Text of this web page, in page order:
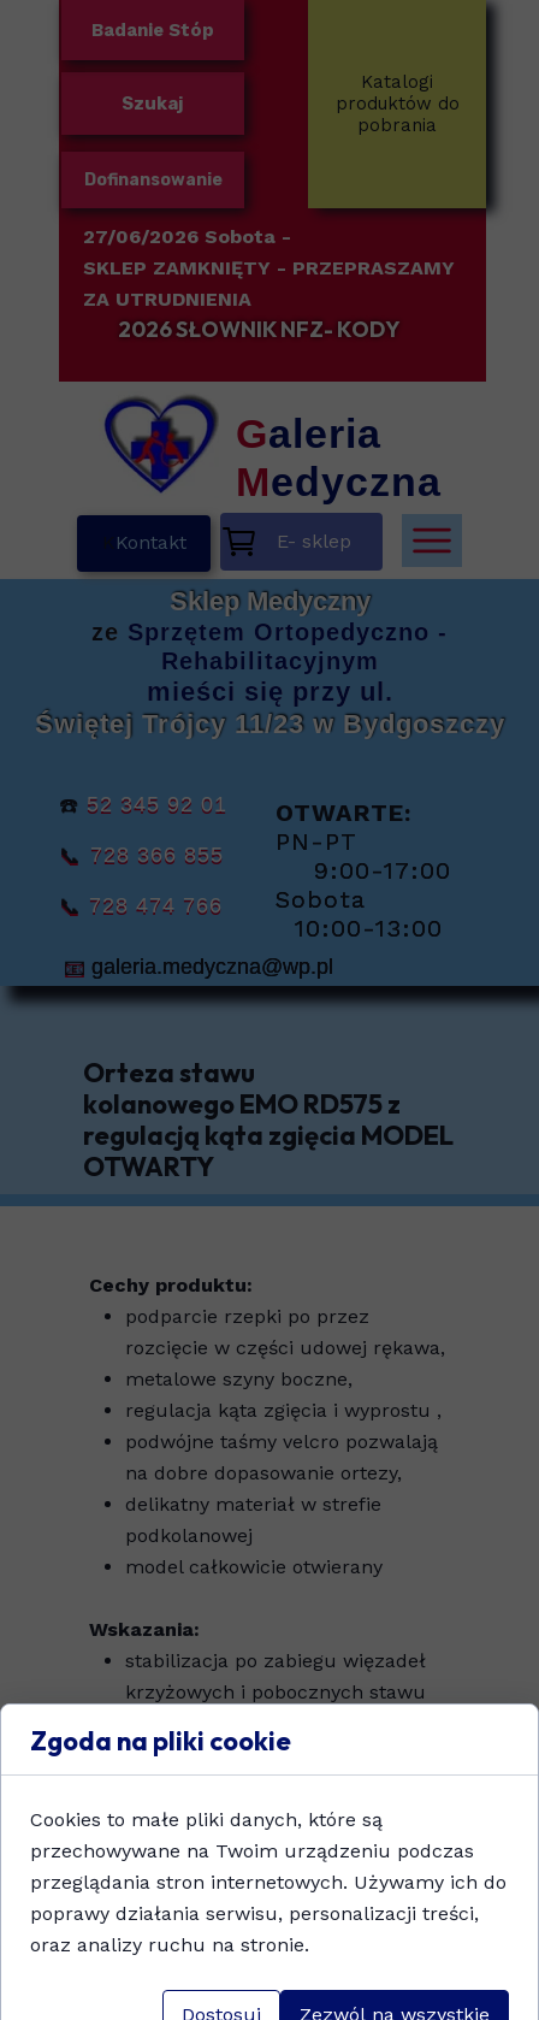
📧 galeria.medyczna@wp.pl
Kontakt
27/06/2026 Sobota -
SKLEP ZAMKNIĘTY - PRZEPRASZAMY
ZA UTRUDNIENIA
☎️ 52 345 92 01
📞 728 366 855
📞 728 474 766
OTWARTE:
PN-PT
9:00-17:00
Sobota
10:00-13:00
Galeria
Medyczna
Sklep Medyczny
ze Sprzętem Ortopedyczno -
Rehabilitacyjnym
mieści się przy ul.
Świętej Trójcy 11/23 w Bydgoszczy
E- sklep
Katalogi
produktów do
pobrania
2026 SŁOWNIK NFZ- KODY
Badanie Stóp
Szukaj
Dofinansowanie
Orteza stawu
kolanowego EMO RD575 z
regulacją kąta zgięcia MODEL
OTWARTY
Cechy produktu:
podparcie rzepki po przez
rozcięcie w części udowej rękawa,
metalowe szyny boczne,
regulacja kąta zgięcia i wyprostu ,
podwójne taśmy velcro pozwalają
na dobre dopasowanie ortezy,
delikatny materiał w strefie
podkolanowej
model całkowicie otwierany
Wskazania:
stabilizacja po zabiegu więzadeł
krzyżowych i pobocznych stawu
niestabilność stawu kolanowego,
rehabilitacji.
Rozmiar:
dobieramy mierząc obwód w
kolanie przez środek rzepki.
Zgoda na pliki cookie
Cookies to małe pliki danych, które są
przechowywane na Twoim urządzeniu podczas
przeglądania stron internetowych. Używamy ich do
poprawy działania serwisu, personalizacji treści,
oraz analizy ruchu na stronie.
Dostosuj Zezwól na wszystkie